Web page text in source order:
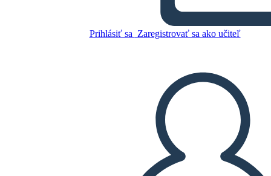
Prihlásiť sa Zaregistrovať sa ako učiteľ
PREHRAŤ PREZENTÁCIU
ČÍTAJ MI